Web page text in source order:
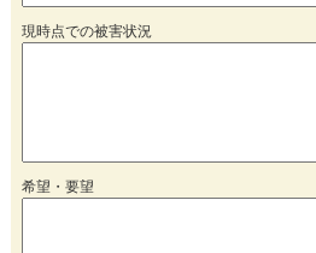
現時点での被害状況
希望・要望